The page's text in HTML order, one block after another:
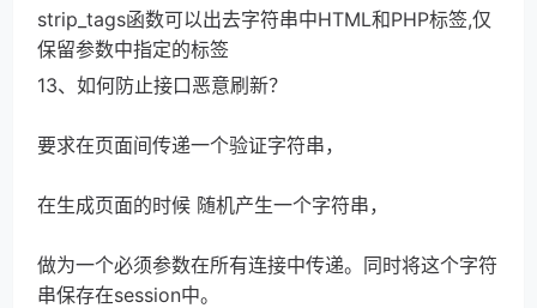
strip_tags函数可以出去字符串中HTML和PHP标签,仅
保留参数中指定的标签
13、如何防止接口恶意刷新？
要求在页面间传递一个验证字符串，
在生成页面的时候 随机产生一个字符串，
做为一个必须参数在所有连接中传递。同时将这个字符
串保存在session中。